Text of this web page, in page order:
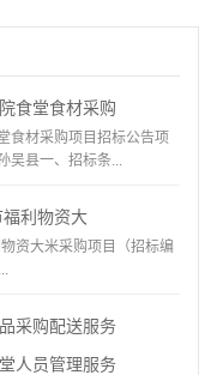
食堂食材采购
食材采购项目招标公告项
吴县一、招标条...
利物资大
资大米采购项目（招标编
采购配送服务
人员管理服务